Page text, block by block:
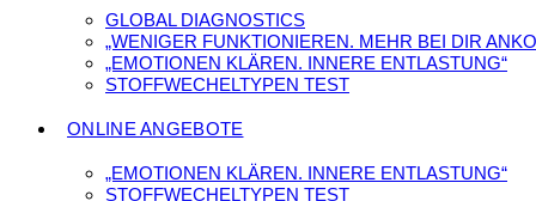
GLOBAL DIAGNOSTICS
„WENIGER FUNKTIONIEREN. MEHR BEI DIR
„EMOTIONEN KLÄREN. INNERE ENTLASTUNG“
STOFFWECHELTYPEN TEST
ONLINE ANGEBOTE
„EMOTIONEN KLÄREN. INNERE ENTLASTUNG“
STOFFWECHELTYPEN TEST